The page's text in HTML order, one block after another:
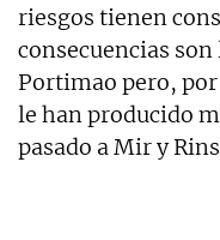
riesgos tienen
consecuencias son
Portimao pero,
le han producido
pasado a Mir y